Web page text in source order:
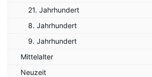
21. Jahrhundert
8. Jahrhundert
9. Jahrhundert
Mittelalter
Neuzeit